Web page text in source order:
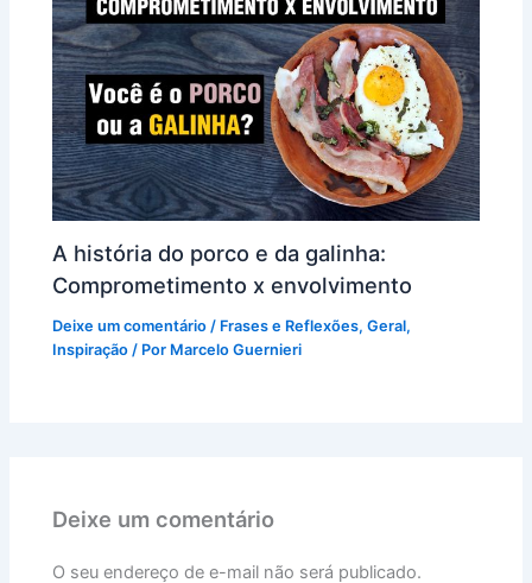
A história do porco e da galinha:
Comprometimento x envolvimento
Deixe um comentário / Frases e Reflexões,Geral,
Inspiração / Por Marcelo Guernieri
Deixe um comentário
O seu endereço de e-mail não será publicado.